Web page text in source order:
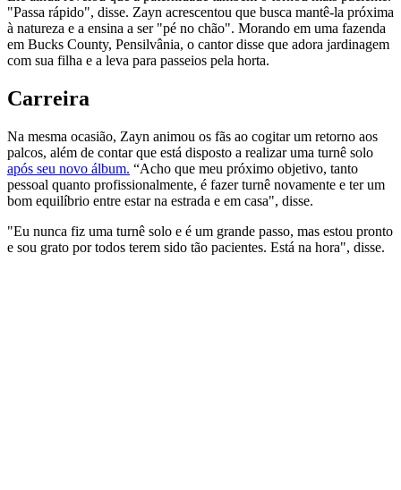
"Passa rápido", disse. Zayn acrescentou que busca mantê-la próxima
à natureza e a ensina a ser "pé no chão". Morando em uma fazenda
em Bucks County, Pensilvânia, o cantor disse que adora jardinagem
com sua filha e a leva para passeios pela horta.
Carreira
Na mesma ocasião, Zayn animou os fãs ao cogitar um retorno aos
palcos, além de contar que está disposto a realizar uma turnê solo
após seu novo álbum. “Acho que meu próximo objetivo, tanto
pessoal quanto profissionalmente, é fazer turnê novamente e ter um
bom equilíbrio entre estar na estrada e em casa", disse.
"Eu nunca fiz uma turnê solo e é um grande passo, mas estou pronto
e sou grato por todos terem sido tão pacientes. Está na hora", disse.